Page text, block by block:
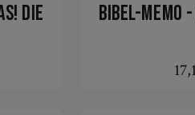
Die Bibel-Memo